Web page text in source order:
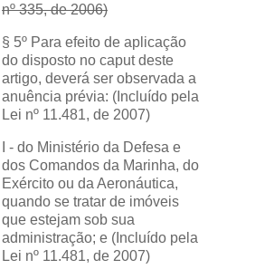
nº 335, de 2006)
§ 5º Para efeito de aplicação
do disposto no caput deste
artigo, deverá ser observada a
anuência prévia: (Incluído pela
Lei nº 11.481, de 2007)
I - do Ministério da Defesa e
dos Comandos da Marinha, do
Exército ou da Aeronáutica,
quando se tratar de imóveis
que estejam sob sua
administração; e (Incluído pela
Lei nº 11.481, de 2007)